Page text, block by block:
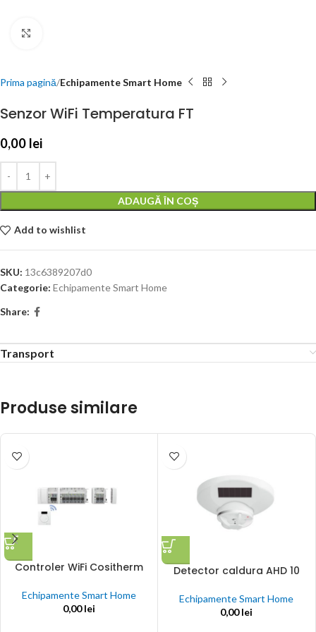
Prima pagină Echipamente Smart Home
Senzor WiFi Temperatura FT
0,00 lei
ADAUGĂ ÎN COȘ
Add to wishlist
SKU: 13c6389207d0
Categorie: Echipamente Smart Home
Share:
Transport
Produse similare
Controler WiFi Cositherm
Echipamente Smart Home
0,00lei
Detector caldura AHD 10
Echipamente Smart Home
0,00lei